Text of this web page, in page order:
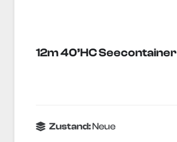
12m 40’HC Seecontainer
Zustand:Neue